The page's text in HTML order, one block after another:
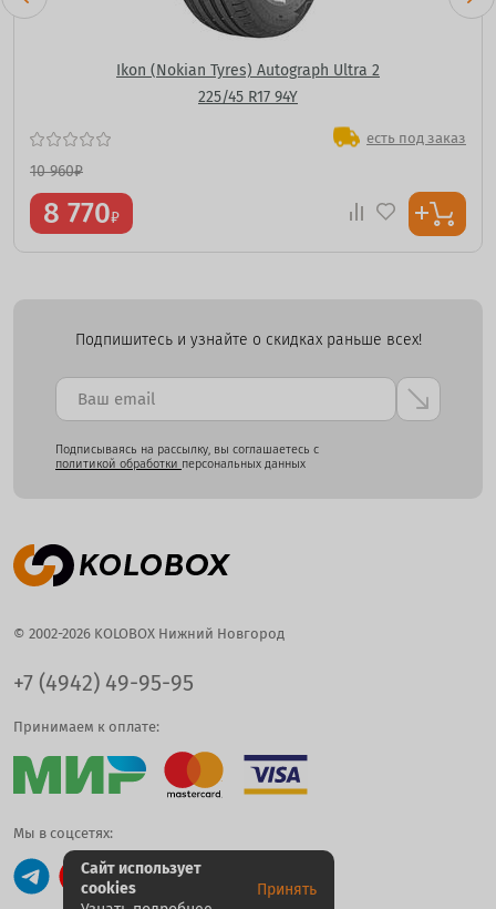
Ikon (Nokian Tyres) Autograph Ultra 2
225/45 R17 94Y
есть под заказ
10 960₽
8 770₽
Подпишитесь и узнайте о скидках раньше всех!
Подписываясь на рассылку, вы соглашаетесь с
политикой обработки персональных данных
© 2002-2026 KOLOBOX Нижний Новгород
+7 (4942) 49-95-95
Принимаем к оплате:
Мы в соцсетях:
Сайт использует
cookies
Принять